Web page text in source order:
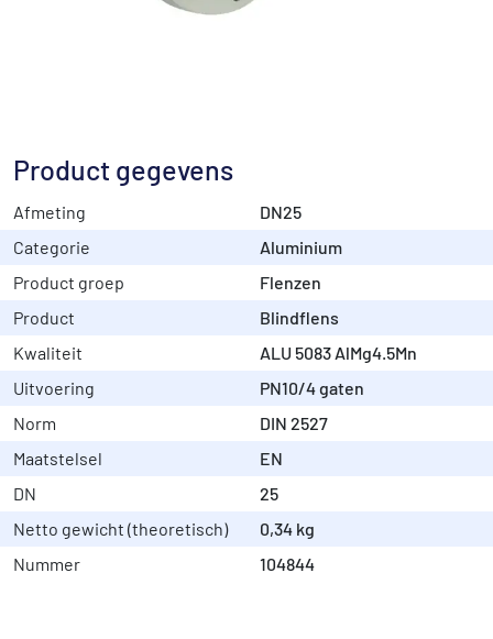
Product gegevens
Afmeting
DN25
Categorie
Aluminium
Product groep
Flenzen
Product
Blindflens
Kwaliteit
ALU 5083 AlMg4.5Mn
Uitvoering
PN10/4 gaten
Norm
DIN 2527
Maatstelsel
EN
DN
25
Netto gewicht (theoretisch)
0,34 kg
Nummer
104844